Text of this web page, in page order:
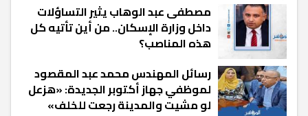
مصطفى عبد الوهاب يثير التساؤلات
داخل وزارة الإسكان.. من أين تأتيه كل
هذه المناصب؟
رسائل المهندس محمد عبد المقصود
لموظفي جهاز أكتوبر الجديدة: «هزعل
لو مشيت والمدينة رجعت للخلف»